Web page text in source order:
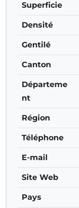
Superficie
Densité
Gentilé
Canton
Départeme
nt
Région
Téléphone
E-mail
Site Web
Pays